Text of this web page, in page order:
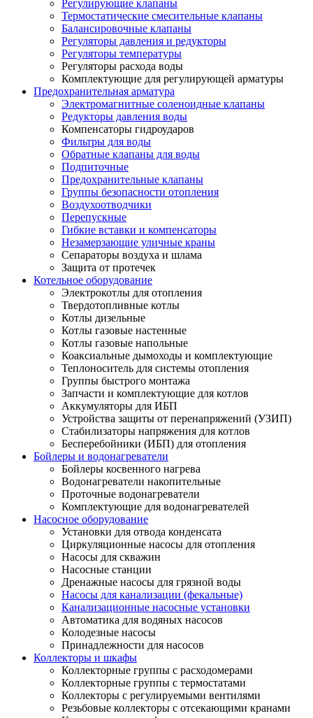
Регулирующие клапаны
Термостатические смесительные клапаны
Балансировочные клапаны
Регуляторы давления и редукторы
Регуляторы температуры
Регуляторы расхода воды
Комплектующие для регулирующей арматуры
Предохранительная арматура
Электромагнитные соленоидные клапаны
Редукторы давления воды
Компенсаторы гидроударов
Фильтры для воды
Обратные клапаны для воды
Подпиточные
Предохранительные клапаны
Группы безопасности отопления
Воздухоотводчики
Перепускные
Гибкие вставки и компенсаторы
Незамерзающие уличные краны
Сепараторы воздуха и шлама
Защита от протечек
Котельное оборудование
Электрокотлы для отопления
Твердотопливные котлы
Котлы дизельные
Котлы газовые настенные
Котлы газовые напольные
Коаксиальные дымоходы и комплектующие
Теплоноситель для системы отопления
Группы быстрого монтажа
Запчасти и комплектующие для котлов
Аккумуляторы для ИБП
Устройства защиты от перенапряжений (УЗИП)
Стабилизаторы напряжения для котлов
Бесперебойники (ИБП) для отопления
Бойлеры и водонагреватели
Бойлеры косвенного нагрева
Водонагреватели накопительные
Проточные водонагреватели
Комплектующие для водонагревателей
Насосное оборудование
Установки для отвода конденсата
Циркуляционные насосы для отопления
Насосы для скважин
Насосные станции
Дренажные насосы для грязной воды
Насосы для канализации (фекальные)
Канализационные насосные установки
Автоматика для водяных насосов
Колодезные насосы
Принадлежности для насосов
Коллекторы и шкафы
Коллекторные группы с расходомерами
Коллекторные группы с термостатами
Коллекторы с регулируемыми вентилями
Резьбовые коллекторы с отсекающими кранами